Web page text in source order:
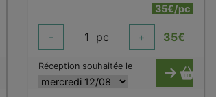
35€/pc
- 1 pc + 35€
Réception souhaitée le